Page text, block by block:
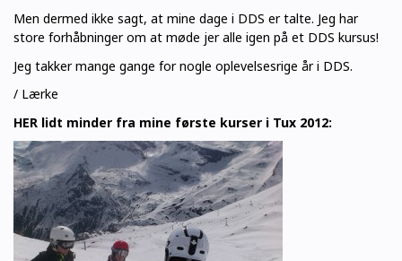
Men dermed ikke sagt, at mine dage i DDS er talte. Jeg har
store forhåbninger om at møde jer alle igen på et DDS kursus!
Jeg takker mange gange for nogle oplevelsesrige år i DDS.
/ Lærke
HER lidt minder fra mine første kurser i Tux 2012: